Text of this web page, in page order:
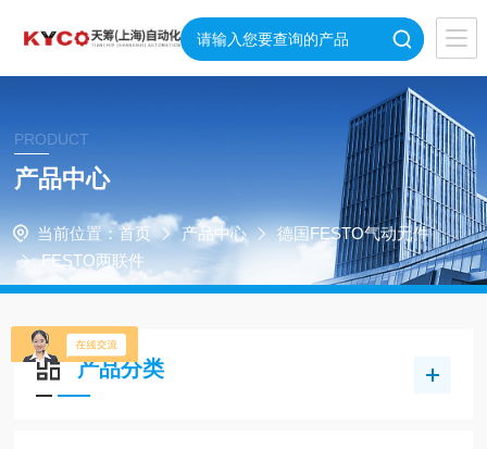
PRODUCT
产品中心
当前位置： 首页 产品中心
德国FESTO气动元件
FESTO两联件
产品分类